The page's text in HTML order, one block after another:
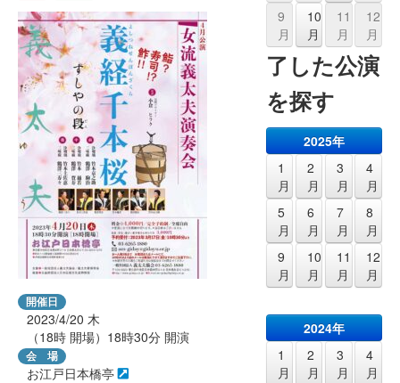
開催日
2023/4/20 木
（18時 開場）18時30分 開演
会 場
お江戸日本橋亭
9
月
10
月
11
月
12
月
了した公演
を探す
2025年
1
月
2
月
3
月
4
月
5
月
6
月
7
月
8
月
9
月
10
月
11
月
12
月
2024年
1
月
2
月
3
月
4
月